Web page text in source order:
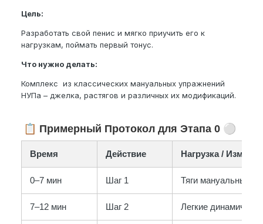
Цель:
Разработать свой пенис и мягко приучить его к
нагрузкам, поймать первый тонус.
Что нужно делать:
Комплекс из классических мануальных упражнений
НУПа – джелка, растягов и различных их модификаций.
📋 Примерный Протокол для Этапа 0 ⚪
Время Действие Нагрузка /
0–7 мин Шаг 1 Тяги мануальные
7–12 мин Шаг 2 Легкие